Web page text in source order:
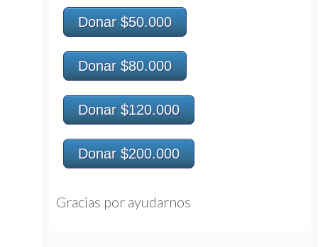
Donar $50.000
Donar $80.000
Donar $120.000
Donar $200.000
Gracias por ayudarnos